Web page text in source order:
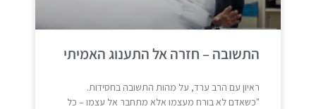
התשובה – חזרה אל התענוג האמיתי
ראיון עם הרב ערד, על מהות התשובה בחסידות.
"כשאדם לא בורח מעצמו אלא מתחבר אל עצמו – כל